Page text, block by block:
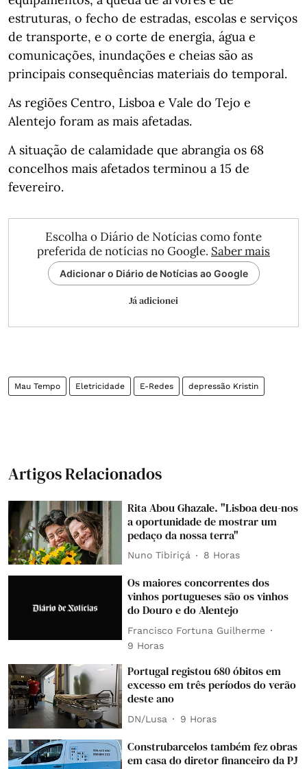
estruturas, o fecho de estradas, escolas e serviços
de transporte, e o corte de energia, água e
comunicações, inundações e cheias são as
principais consequências materiais do temporal.
As regiões Centro, Lisboa e Vale do Tejo e
Alentejo foram as mais afetadas.
A situação de calamidade que abrangia os 68
concelhos mais afetados terminou a 15 de
fevereiro.
Escolha o Diário de Notícias como fonte
preferida de notícias no Google. Saber mais
Adicionar o Diário de Notícias ao Google
Já adicionei
Mau Tempo Eletricidade E-Redes depressão Kristin
Artigos Relacionados
Rita Abou Ghazale. "Lisboa deu-nos
a oportunidade de mostrar um
pedaço da nossa terra"
Nuno Tibiriçá 8 Horas
Os maiores concorrentes dos
vinhos portugueses são os vinhos
do Douro e do Alentejo
Francisco Fortuna Guilherme
9 Horas
Portugal registou 680 óbitos em
excesso em três períodos do verão
deste ano
DN/Lusa 9 Horas
Construbarcelos também fez obras
em casa do diretor financeiro da PJ